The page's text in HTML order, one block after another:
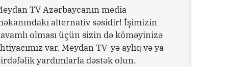
TV Azərbaycanın media
alternativ səsidir! İşimizin
olması üçün sizin də köməyinizə
var. Meydan TV-yə aylıq və ya
yardımlarla dəstək olun.